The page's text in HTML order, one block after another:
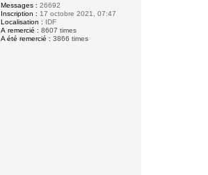
Messages : 26692
Inscription : 17 octobre 2021, 07:47
Localisation : IDF
A remercié : 8607 times
A été remercié : 3866 times